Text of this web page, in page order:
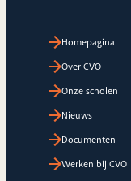
Homepagina
Over CVO
Onze scholen
Nieuws
Documenten
Werken bij CVO